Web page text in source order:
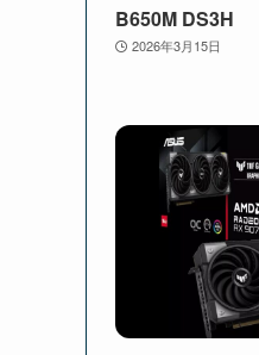
B650M DS3H
2026年3月15日